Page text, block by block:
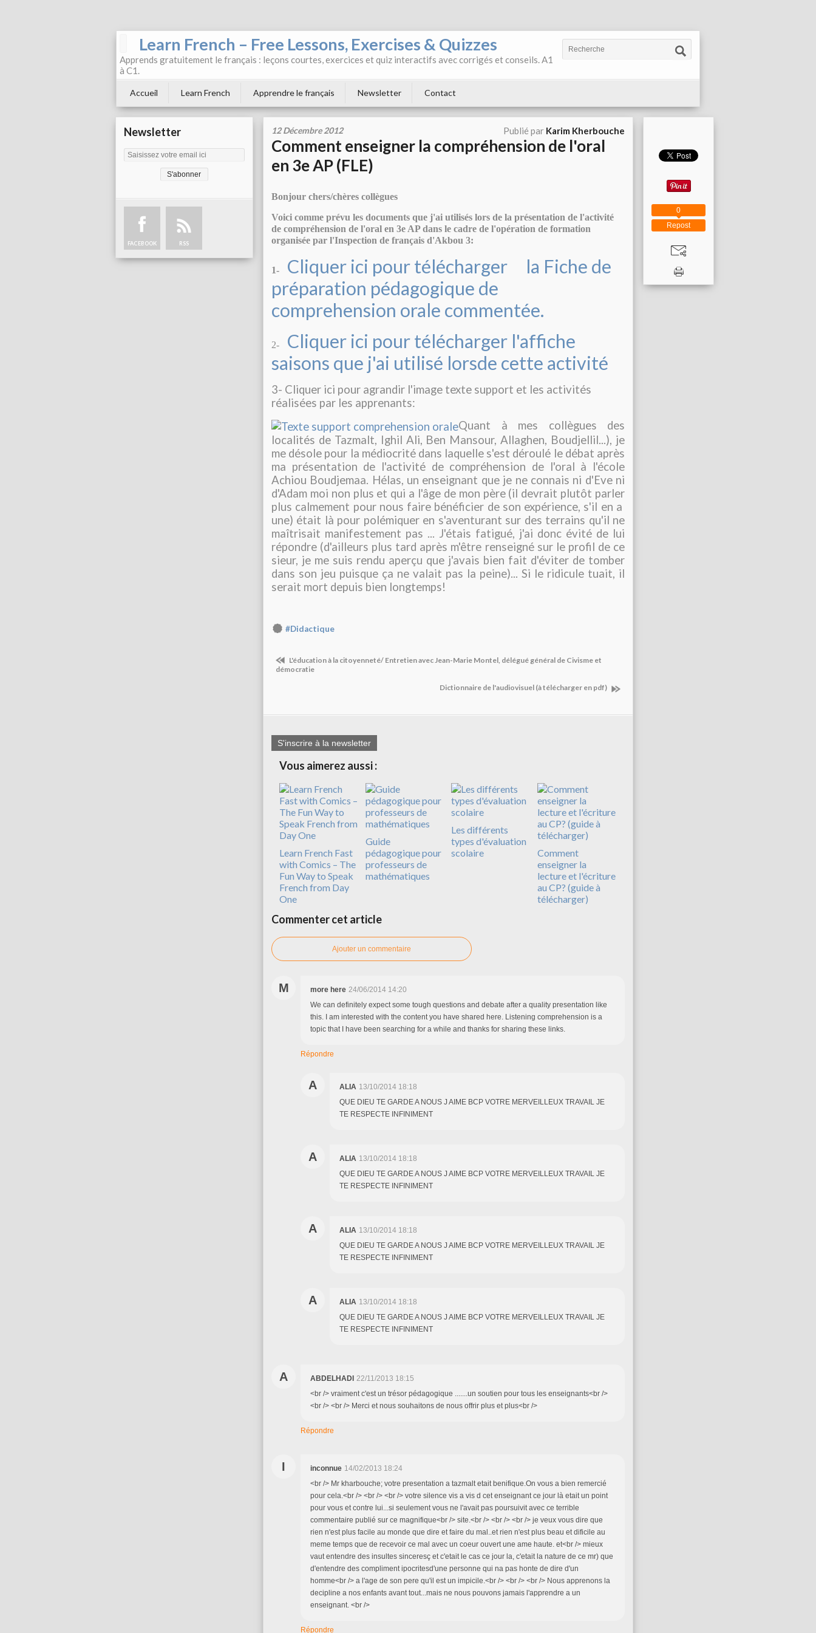
Learn French – Free Lessons, Exercises & Quizzes
Apprends gratuitement le français : leçons courtes, exercices et quiz interactifs avec corrigés et conseils. A1
à C1.
Accueil Learn French Apprendre le français Newsletter Contact
Newsletter
FACEBOOK RSS
12 Décembre 2012 Publié par Karim Kherbouche
Comment enseigner la compréhension de l'oral
en 3e AP (FLE)
Bonjour chers/chères collègues
Voici comme prévu les documents que j'ai utilisés lors de la présentation de l'activité
de compréhension de l'oral en 3e AP dans le cadre de l'opération de formation
organisée par l'Inspection de français d'Akbou 3:
1- Cliquer ici pour télécharger
la Fiche de
préparation pédagogique de
comprehension orale commentée.
2-
Cliquer ici pour télécharger l'affiche
saisons que j'ai utilisé lorsde cette activité
3- Cliquer ici pour agrandir l'image texte support et les activités
réalisées par les apprenants:
Quant à mes collègues des
localités de Tazmalt, Ighil Ali, Ben Mansour, Allaghen, Boudjellil...), je
me désole pour la médiocrité dans laquelle s'est déroulé le débat après
ma présentation de l'activité de compréhension de l'oral à l'école
Achiou Boudjemaa. Hélas, un enseignant que je ne connais ni d'Eve ni
d'Adam moi non plus et qui a l'âge de mon père (il devrait plutôt parler
plus calmement pour nous faire bénéficier de son expérience, s'il en a
une) était là pour polémiquer en s'aventurant sur des terrains qu'il ne
maîtrisait manifestement pas ... J'étais fatigué, j'ai donc évité de lui
répondre (d'ailleurs plus tard après m'être renseigné sur le profil de ce
sieur, je me suis rendu aperçu que j'avais bien fait d'éviter de tomber
dans son jeu puisque ça ne valait pas la peine)... Si le ridicule tuait, il
serait mort depuis bien longtemps!
#Didactique
L'éducation à la citoyenneté/ Entretien avec Jean-Marie Montel, délégué général de Civisme et
démocratie
Dictionnaire de l'audiovisuel (à télécharger en pdf)
S'inscrire à la newsletter
Vous aimerez aussi :
Learn French Fast
with Comics – The
Fun Way to Speak
French from Day
One
Guide
pédagogique pour
professeurs de
mathématiques
Les différents
types d'évaluation
scolaire
Comment
enseigner la
lecture et l'écriture
au CP? (guide à
télécharger)
Commenter cet article
Ajouter un commentaire
M more here 24/06/2014 14:20
We can definitely expect some tough questions and debate after a quality presentation like
this. I am interested with the content you have shared here. Listening comprehension is a
topic that I have been searching for a while and thanks for sharing these links.
Répondre
A ALIA 13/10/2014 18:18
QUE DIEU TE GARDE A NOUS J AIME BCP VOTRE MERVEILLEUX TRAVAIL JE
TE RESPECTE INFINIMENT
A ALIA 13/10/2014 18:18
QUE DIEU TE GARDE A NOUS J AIME BCP VOTRE MERVEILLEUX TRAVAIL JE
TE RESPECTE INFINIMENT
A ALIA 13/10/2014 18:18
QUE DIEU TE GARDE A NOUS J AIME BCP VOTRE MERVEILLEUX TRAVAIL JE
TE RESPECTE INFINIMENT
A ALIA 13/10/2014 18:18
QUE DIEU TE GARDE A NOUS J AIME BCP VOTRE MERVEILLEUX TRAVAIL JE
TE RESPECTE INFINIMENT
A ABDELHADI 22/11/2013 18:15
<br /> vraiment c'est un trésor pédagogique .......un soutien pour tous les enseignants<br />
<br /> <br /> Merci et nous souhaitons de nous offrir plus et plus<br />
Répondre
I inconnue 14/02/2013 18:24
<br /> Mr kharbouche; votre presentation a tazmalt etait benifique.On vous a bien remercié
pour cela.<br /> <br /> <br /> votre silence vis a vis d cet enseignant ce jour là etait un point
pour vous et contre lui...si seulement vous ne l'avait pas poursuivit avec ce terrible
commentaire publié sur ce magnifique<br /> site.<br /> <br /> <br /> je veux vous dire que
rien n'est plus facile au monde que dire et faire du mal..et rien n'est plus beau et dificile au
meme temps que de recevoir ce mal avec un coeur ouvert une ame haute. et<br /> mieux
vaut entendre des insultes sinceresç et c'etait le cas ce jour la, c'etait la nature de ce mr) que
d'entendre des compliment ipocritesd'une personne qui na pas honte de dire d'un
homme<br /> a l'age de son pere qu'il est un impicile.<br /> <br /> <br /> Nous apprenons la
decipline a nos enfants avant tout...mais ne nous pouvons jamais l'apprendre a un
enseignant. <br />
Répondre
Repost
0